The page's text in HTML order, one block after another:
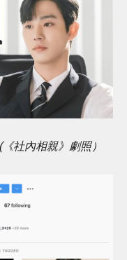
社內相親》劇照）